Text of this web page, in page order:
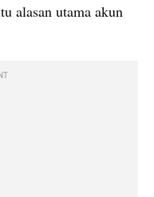
alasan utama akun